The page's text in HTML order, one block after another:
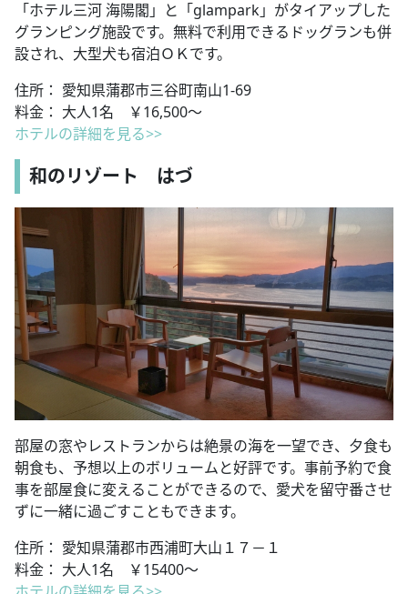
「ホテル三河 海陽閣」と「glampark」がタイアップした
グランピング施設です。無料で利用できるドッグランも併
設され、大型犬も宿泊ＯＫです。
住所： 愛知県蒲郡市三谷町南山1-69
料金： 大人1名 ￥16,500〜
ホテルの詳細を見る>>
和のリゾート はづ
部屋の窓やレストランからは絶景の海を一望でき、夕食も
朝食も、予想以上のボリュームと好評です。事前予約で食
事を部屋食に変えることができるので、愛犬を留守番させ
ずに一緒に過ごすこともできます。
住所： 愛知県蒲郡市西浦町大山１７－１
料金： 大人1名 ￥15400～